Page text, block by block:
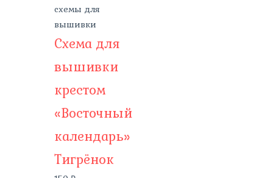
схемы для
вышивки
Схема для
вышивки
крестом
«Восточный
календарь»
Тигрёнок